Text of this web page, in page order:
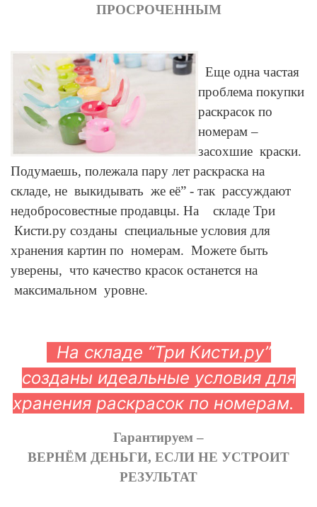
ПРОСРОЧЕННЫМ
Еще одна частая
проблема покупки
раскрасок по
номерам –
засохшие краски.
Подумаешь, полежала пару лет раскраска на
складе, не выкидывать же её” - так рассуждают
недобросовестные продавцы. На складе Три
Кисти.ру созданы специальные условия для
хранения картин по номерам. Можете быть
уверены, что качество красок останется на
максимальном уровне.
На складе “Три Кисти.ру”
созданы идеальные условия для
хранения раскрасок по номерам.
Гарантируем –
ВЕРНЁМ ДЕНЬГИ, ЕСЛИ НЕ УСТРОИТ
РЕЗУЛЬТАТ